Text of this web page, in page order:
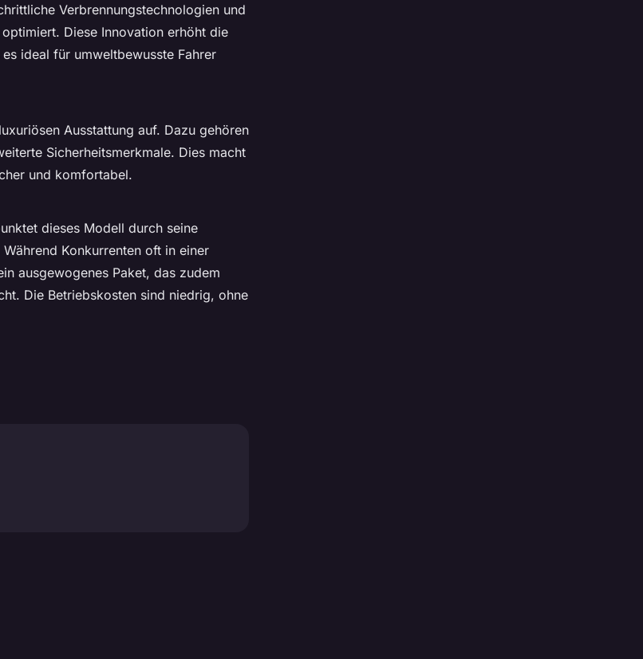
Verbrennungstechnologien und
optimiert. Diese Innovation erhöht die
es ideal für umweltbewusste Fahrer
Ausstattung auf. Dazu gehören
Sicherheitsmerkmale. Dies macht
und komfortabel.
dieses Modell durch seine
Konkurrenten oft in einer
ausgewogenes Paket, das zudem
Die Betriebskosten sind niedrig, ohne